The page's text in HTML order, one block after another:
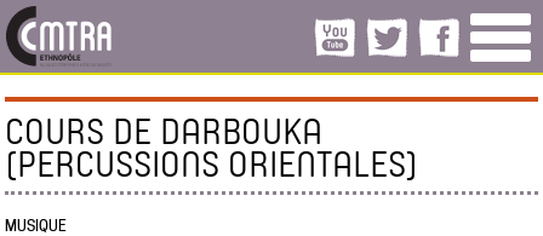
COURS DE DARBOUKA
(PERCUSSIONS ORIENTALES)
MUSIQUE